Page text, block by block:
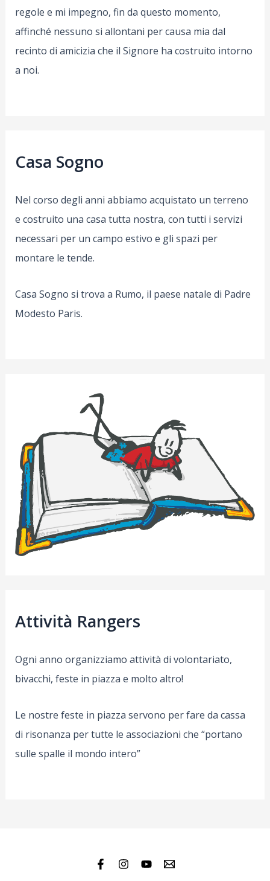
regole e mi impegno, fin da questo momento,
affinché nessuno si allontani per causa mia dal
recinto di amicizia che il Signore ha costruito intorno
a noi.
Casa Sogno
Nel corso degli anni abbiamo acquistato un terreno
e costruito una casa tutta nostra, con tutti i servizi
necessari per un campo estivo e gli spazi per
montare le tende.
Casa Sogno si trova a Rumo, il paese natale di Padre
Modesto Paris.
Attività Rangers
Ogni anno organizziamo attività di volontariato,
bivacchi, feste in piazza e molto altro!
Le nostre feste in piazza servono per fare da cassa
di risonanza per tutte le associazioni che “portano
sulle spalle il mondo intero”